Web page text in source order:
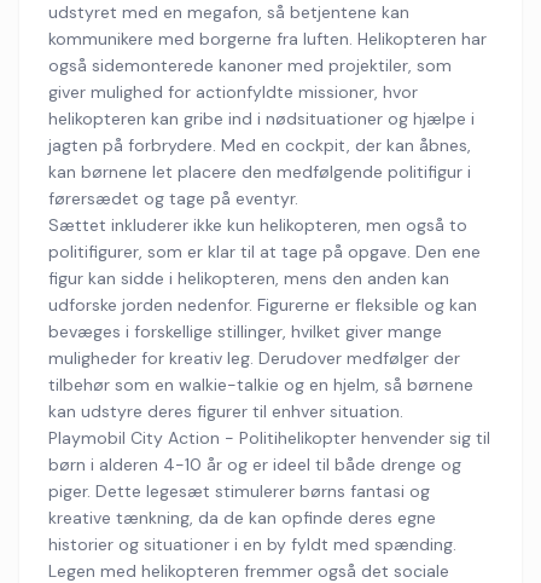
udstyret med en megafon, så betjentene kan
kommunikere med borgerne fra luften. Helikopteren har
også sidemonterede kanoner med projektiler, som
giver mulighed for actionfyldte missioner, hvor
helikopteren kan gribe ind i nødsituationer og hjælpe i
jagten på forbrydere. Med en cockpit, der kan åbnes,
kan børnene let placere den medfølgende politifigur i
førersædet og tage på eventyr.
Sættet inkluderer ikke kun helikopteren, men også to
politifigurer, som er klar til at tage på opgave. Den ene
figur kan sidde i helikopteren, mens den anden kan
udforske jorden nedenfor. Figurerne er fleksible og kan
bevæges i forskellige stillinger, hvilket giver mange
muligheder for kreativ leg. Derudover medfølger der
tilbehør som en walkie-talkie og en hjelm, så børnene
kan udstyre deres figurer til enhver situation.
Playmobil City Action - Politihelikopter henvender sig til
børn i alderen 4-10 år og er ideel til både drenge og
piger. Dette legesæt stimulerer børns fantasi og
kreative tænkning, da de kan opfinde deres egne
historier og situationer i en by fyldt med spænding.
Legen med helikopteren fremmer også det sociale